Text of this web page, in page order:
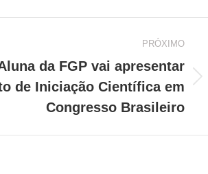
PRÓXIMO
da FGP vai apresentar
de Iniciação Científica em
Congresso Brasileiro